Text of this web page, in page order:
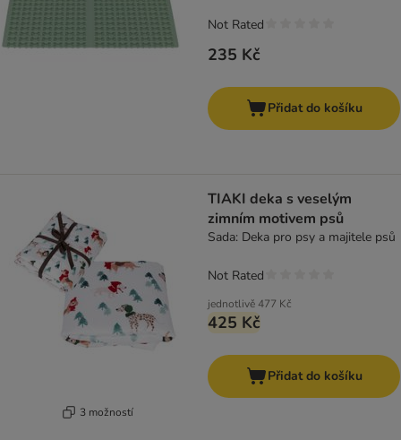
235 Kč
Not Rated
Přidat do košíku
3 možností
TIAKI deka s veselým
zimním motivem psů
Sada: Deka pro psy a majitele psů
jednotlivě477 Kč
425 Kč
Not Rated
Přidat do košíku